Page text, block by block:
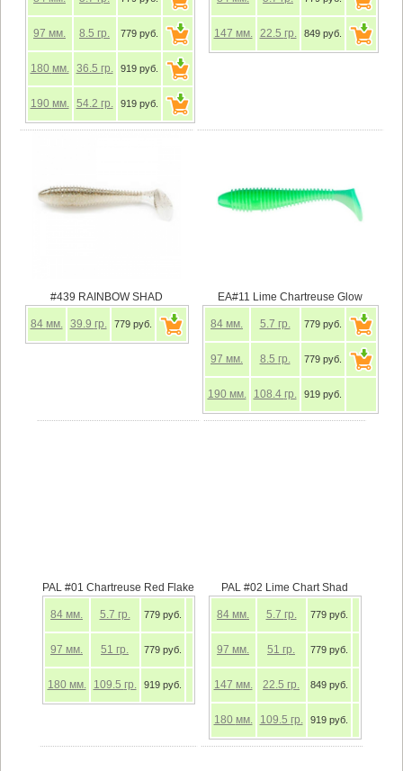
97 мм. 8.5 гр. 779 руб.
180 мм. 36.5 гр. 919 руб.
190 мм. 54.2 гр. 919 руб.
147 мм. 22.5 гр. 849 руб.
#439 RAINBOW SHAD
84 мм. 39.9 гр. 779 руб.
EA#11 Lime Chartreuse Glow
84 мм. 5.7 гр. 779 руб.
97 мм. 8.5 гр. 779 руб.
190 мм. 108.4 гр. 919 руб.
PAL #01 Chartreuse Red Flake
84 мм. 5.7 гр. 779 руб.
97 мм. 51 гр. 779 руб.
180 мм. 109.5 гр. 919 руб.
PAL #02 Lime Chart Shad
84 мм. 5.7 гр. 779 руб.
97 мм. 51 гр. 779 руб.
147 мм. 22.5 гр. 849 руб.
180 мм. 109.5 гр. 919 руб.